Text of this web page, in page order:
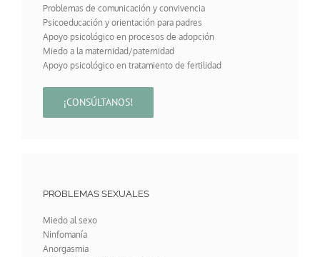
Problemas de comunicación y convivencia
Psicoeducación y orientación para padres
Apoyo psicológico en procesos de adopción
Miedo a la maternidad/paternidad
Apoyo psicológico en tratamiento de fertilidad
¡CONSÚLTANOS!
PROBLEMAS SEXUALES
Miedo al sexo
Ninfomanía
Anorgasmia